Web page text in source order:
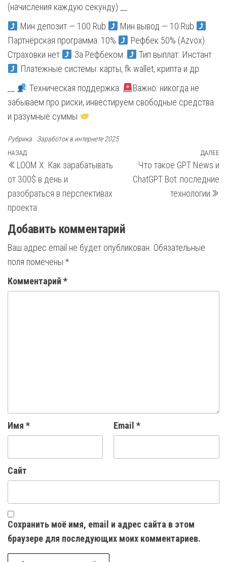
(начисления каждую секунду) __
Мин депозит — 100 Rub
Мин вывод — 10 Rub
Партнёрская программа: 10%
Рефбек 50% (Azvox).
Страховки нет
За Рефбеком:
Тип выплат: Инстант
Платежные системы: карты, fk wallet, крипта и др.
Техническая поддержка:
Важно: никогда не
забываем про риски, инвестируем свободные средства
и разумные суммы
Рубрика Заработок в интернете 2025
Навигация
по
записям
Предыдущая
запись
НАЗАД
LOOM X: Как зарабатывать
от 300$ в день и
разобраться в перспективах
проекта
ДАЛЕЕ
Что такое GPT News и
ChatGPT Bot: последние
технологии
Добавить комментарий
Ваш адрес email не будет опубликован. Обязательные
поля помечены *
Комментарий *
Имя * Email *
Сайт
Сохранить моё имя, email и адрес сайта в этом
браузере для последующих моих комментариев.